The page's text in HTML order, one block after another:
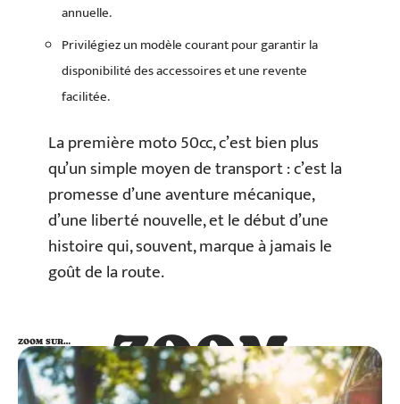
annuelle.
Privilégiez un modèle courant pour garantir la
disponibilité des accessoires et une revente
facilitée.
La première moto 50cc, c’est bien plus
qu’un simple moyen de transport : c’est la
promesse d’une aventure mécanique,
d’une liberté nouvelle, et le début d’une
histoire qui, souvent, marque à jamais le
goût de la route.
ZOOM
SUR…
ZOOM SUR…